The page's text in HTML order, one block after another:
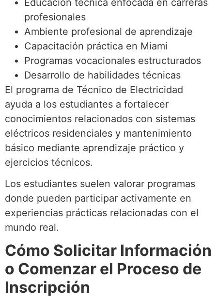
profesionales
Ambiente profesional de aprendizaje
Capacitación práctica en Miami
Programas vocacionales estructurados
Desarrollo de habilidades técnicas
El programa de Técnico de Electricidad
ayuda a los estudiantes a fortalecer
conocimientos relacionados con sistemas
eléctricos residenciales y mantenimiento
básico mediante aprendizaje práctico y
ejercicios técnicos.
Los estudiantes suelen valorar programas
donde pueden participar activamente en
experiencias prácticas relacionadas con el
mundo real.
Cómo Solicitar Información
o Comenzar el Proceso de
Inscripción